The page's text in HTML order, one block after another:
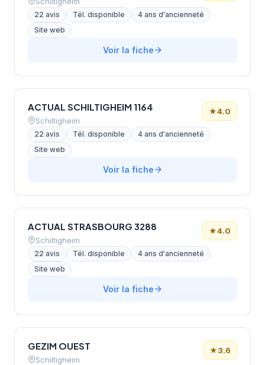
22 avis Tél. disponible
4 ans d'ancienneté
Site web
Voir la fiche
ACTUAL SCHILTIGHEIM 1164
Schiltigheim
★4.0
22 avis Tél. disponible
4 ans d'ancienneté
Site web
Voir la fiche
ACTUAL STRASBOURG 3288
Schiltigheim
★4.0
22 avis Tél. disponible
4 ans d'ancienneté
Site web
Voir la fiche
GEZIM OUEST
Schiltigheim
★3.6